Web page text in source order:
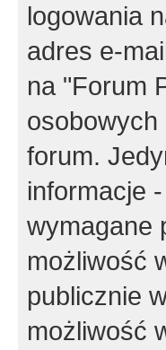
logowania
adres e-
na "Forum
forum.
informacje
wymagane
możliwość
publicznie
możliwość